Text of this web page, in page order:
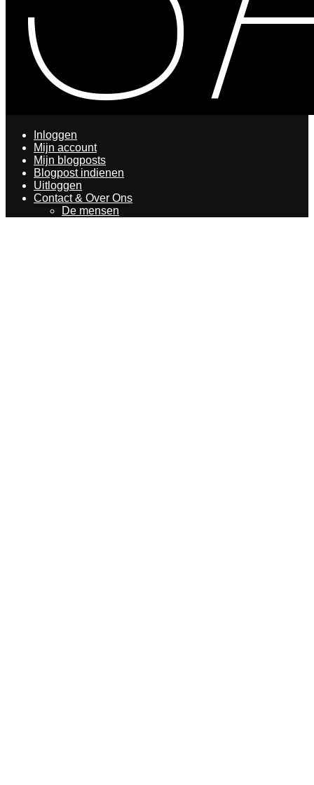
Inloggen
Mijn account
Mijn blogposts
Blogpost indienen
Uitloggen
Contact & Over Ons
De mensen